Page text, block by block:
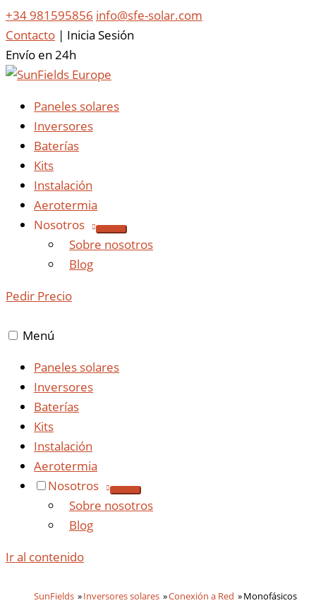
+34 981595856 info@sfe-solar.com
Contacto | Inicia Sesión
Envío en 24h
Paneles solares
Inversores
Baterías
Kits
Instalación
Aerotermia
Nosotros
Sobre nosotros
Blog
Pedir Precio
Menú
Paneles solares
Inversores
Baterías
Kits
Instalación
Aerotermia
Nosotros
Sobre nosotros
Blog
Ir al contenido
SunFields Inversores solares Conexión a Red Monofásicos